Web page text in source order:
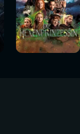
Sledovat
nyní
Sledovat
nyní